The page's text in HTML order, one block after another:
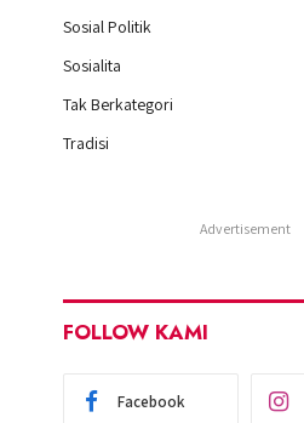
Sosial Politik
Sosialita
Tak Berkategori
Tradisi
Advertisement
FOLLOW KAMI
Facebook